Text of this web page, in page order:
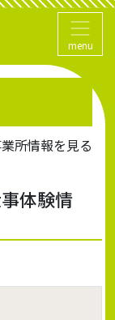
menu
所情報を見る
体験情